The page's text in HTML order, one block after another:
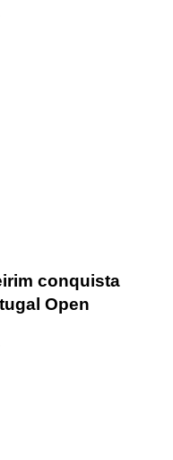
conquista
Open